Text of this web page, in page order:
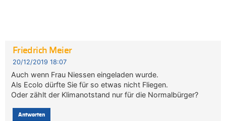
Friedrich Meier
20/12/2019 18:07
Auch wenn Frau Niessen eingeladen wurde.
Als Ecolo dürfte Sie für so etwas nicht Fliegen.
Oder zählt der Klimanotstand nur für die Normalbürger?
Antworten